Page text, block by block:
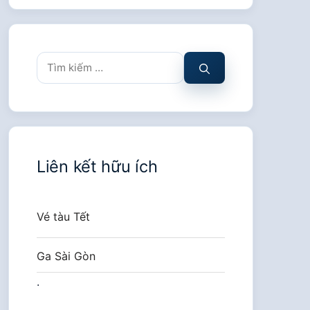
Tìm
kiếm
Liên kết hữu ích
Vé tàu Tết
Ga Sài Gòn
.